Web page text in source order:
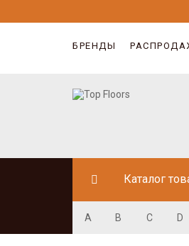
БРЕНДЫ
Каталог
A B C D